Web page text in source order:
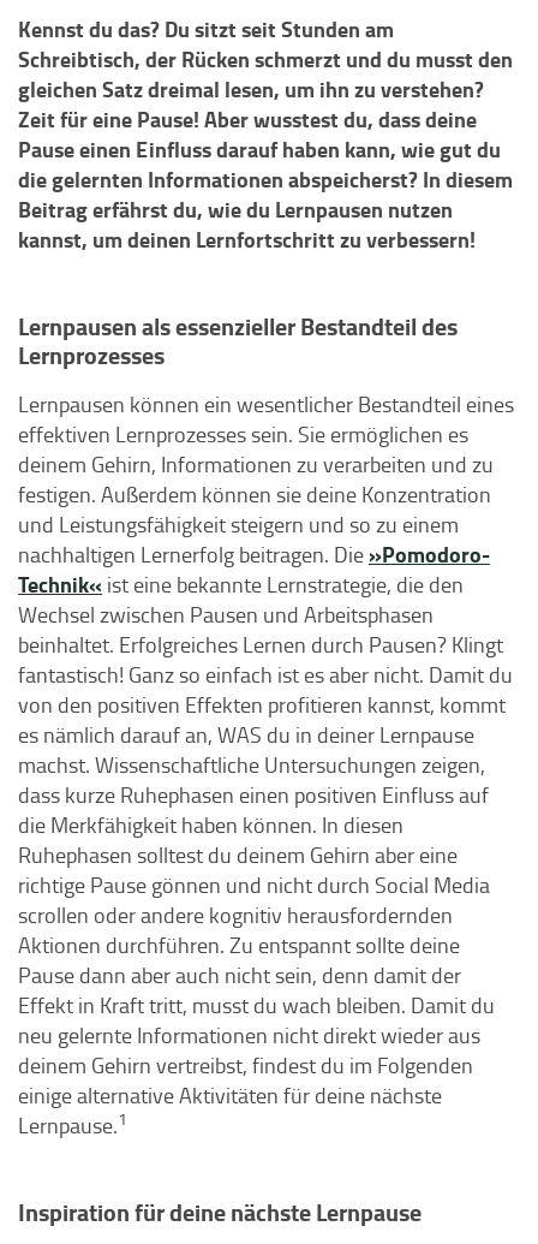
Kennst du das? Du sitzt seit Stunden am
Schreibtisch, der Rücken schmerzt und du musst den
gleichen Satz dreimal lesen, um ihn zu verstehen?
Zeit für eine Pause! Aber wusstest du, dass deine
Pause einen Einfluss darauf haben kann, wie gut du
die gelernten Informationen abspeicherst? In diesem
Beitrag erfährst du, wie du Lernpausen nutzen
kannst, um deinen Lernfortschritt zu verbessern!
Lernpausen als essenzieller Bestandteil des
Lernprozesses
Lernpausen können ein wesentlicher Bestandteil eines
effektiven Lernprozesses sein. Sie ermöglichen es
deinem Gehirn, Informationen zu verarbeiten und zu
festigen. Außerdem können sie deine Konzentration
und Leistungsfähigkeit steigern und so zu einem
nachhaltigen Lernerfolg beitragen. Die »Pomodoro-
Technik« ist eine bekannte Lernstrategie, die den
Wechsel zwischen Pausen und Arbeitsphasen
beinhaltet. Erfolgreiches Lernen durch Pausen? Klingt
fantastisch! Ganz so einfach ist es aber nicht. Damit du
von den positiven Effekten profitieren kannst, kommt
es nämlich darauf an, WAS du in deiner Lernpause
machst. Wissenschaftliche Untersuchungen zeigen,
dass kurze Ruhephasen einen positiven Einfluss auf
die Merkfähigkeit haben können. In diesen
Ruhephasen solltest du deinem Gehirn aber eine
richtige Pause gönnen und nicht durch Social Media
scrollen oder andere kognitiv herausfordernden
Aktionen durchführen. Zu entspannt sollte deine
Pause dann aber auch nicht sein, denn damit der
Effekt in Kraft tritt, musst du wach bleiben. Damit du
neu gelernte Informationen nicht direkt wieder aus
deinem Gehirn vertreibst, findest du im Folgenden
einige alternative Aktivitäten für deine nächste
Lernpause.1
Inspiration für deine nächste Lernpause